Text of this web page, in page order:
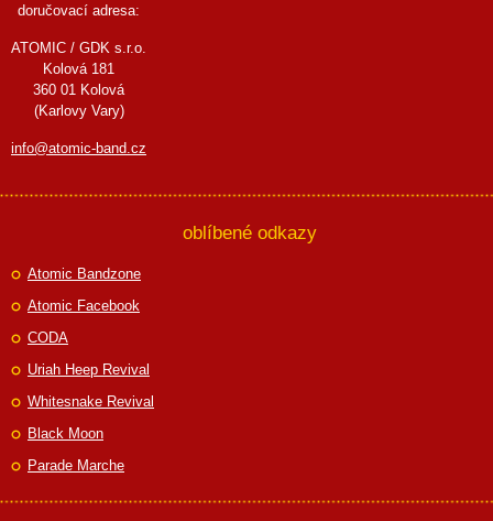
doručovací adresa:
ATOMIC / GDK s.r.o.
Kolová 181
360 01 Kolová
(Karlovy Vary)
info@atomic-band.cz
oblíbené odkazy
Atomic Bandzone
Atomic Facebook
CODA
Uriah Heep Revival
Whitesnake Revival
Black Moon
Parade Marche